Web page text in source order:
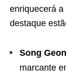
enriquecerá
destaque
Song
marcante